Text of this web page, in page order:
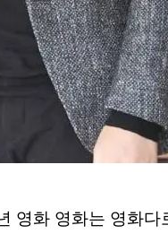
영화 영화는 영화